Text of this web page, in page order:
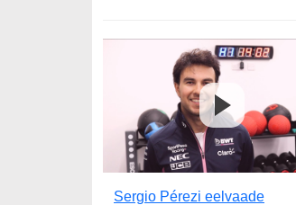
Sergio Pérezi eelvaade